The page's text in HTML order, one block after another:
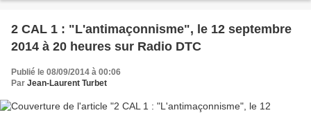
2 CAL 1 : "L'antimaçonnisme", le 12 septembre
2014 à 20 heures sur Radio DTC
Publié le 08/09/2014 à 00:06
Par Jean-Laurent Turbet